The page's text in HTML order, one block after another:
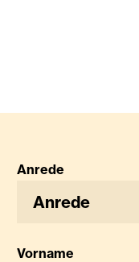
Anrede
Anrede
Vorname